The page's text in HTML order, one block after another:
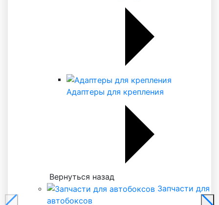
Адаптеры для крепления
Вернуться назад
Запчасти для
автобоксов